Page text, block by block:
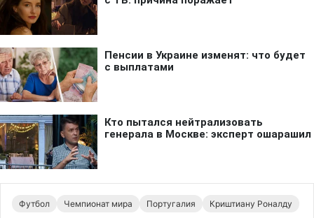
Футбол Чемпионат мира Португалия Криштиану Роналду